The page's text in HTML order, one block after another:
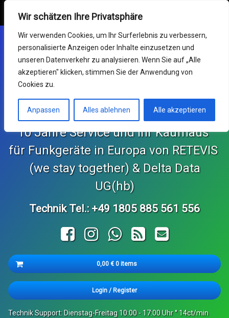
Wir schätzen Ihre Privatsphäre
Wir verwenden Cookies, um Ihr Surferlebnis zu verbessern,
personalisierte Anzeigen oder Inhalte einzusetzen und
unseren Datenverkehr zu analysieren. Wenn Sie auf „Alle
akzeptieren" klicken, stimmen Sie der Anwendung von
Cookies zu.
Anpassen Alles ablehnen Alle akzeptieren
Retevis Online Shop
Mein Konto
Funkgeräte
Service & RMA
Impressum
Support Center
KONTAKT und Bestellungen
SvBony Online Shop
Germany RETEVIS (wir
sind zusammen)
10 Jahre Service und Ihr Kaufhaus
für Funkgeräte in Europa von RETEVIS
(we stay together) & Delta Data
UG(hb)
Technik Tel.: +49 1805 885 561 556
FacebookInstagramWhatsApp
RSS E-mail
Cart
0,00€ 0 items
Es befinden sich keine Produkte im Warenkorb.
Login / Register
Technik Support: Dienstag-Freitag 10:00 - 17:00 Uhr ° 14ct/min